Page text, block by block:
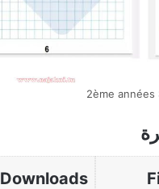
2ème années
Downloads